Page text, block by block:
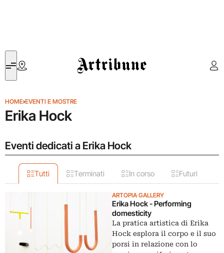
Artribune
HOME›EVENTI E MOSTRE
Erika Hock
Eventi dedicati a Erika Hock
Tutti Terminati In corso Futuri
ARTOPIA GALLERY
Erika Hock - Performing
domesticity
La pratica artistica di Erika
Hock esplora il corpo e il suo
porsi in relazione con lo